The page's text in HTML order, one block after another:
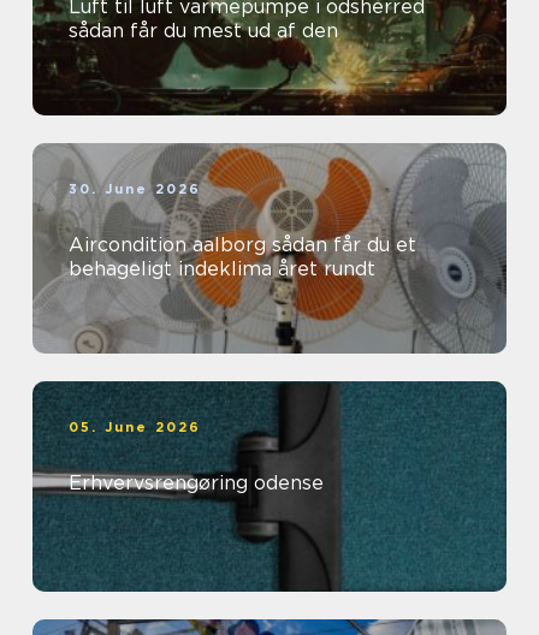
Luft til luft varmepumpe i odsherred
sådan får du mest ud af den
30. June 2026
Aircondition aalborg sådan får du et
behageligt indeklima året rundt
05. June 2026
Erhvervsrengøring odense